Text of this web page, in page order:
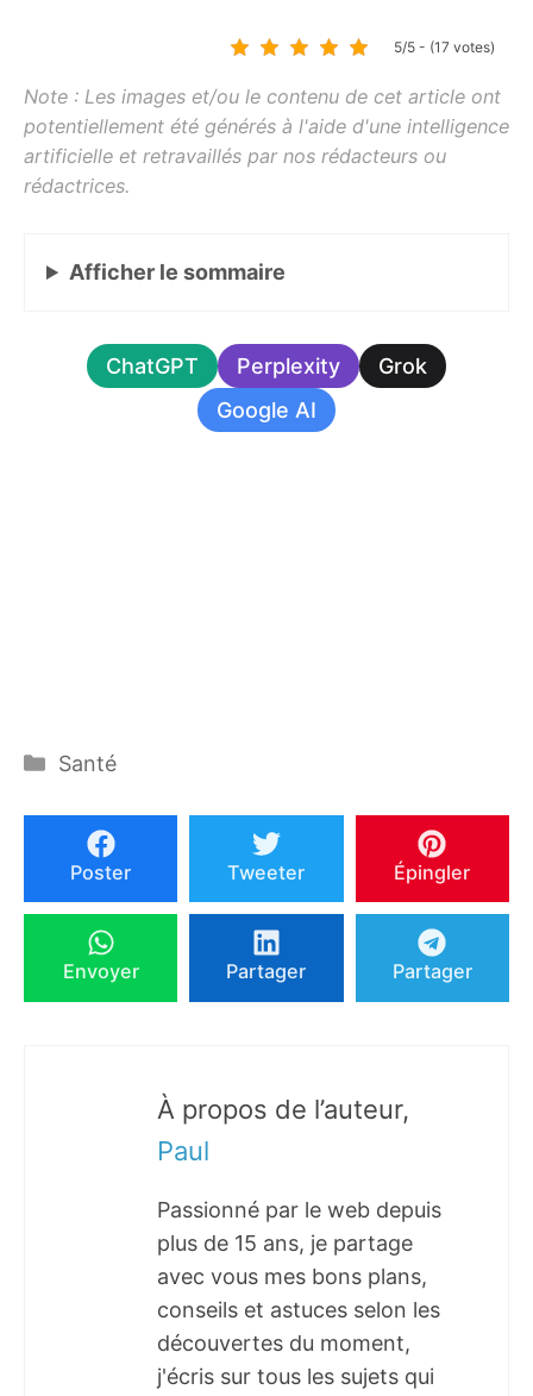
5/5 - (17 votes)
Afficher le sommaire
ChatGPT Perplexity
Grok
Google AI
Catégories
Santé
Poster Tweeter Épingler
Envoyer Partager Partager
À propos de l’auteur,
Paul
Passionné par le web depuis
plus de 15 ans, je partage
avec vous mes bons plans,
conseils et astuces selon les
découvertes du moment,
j'écris sur tous les sujets qui